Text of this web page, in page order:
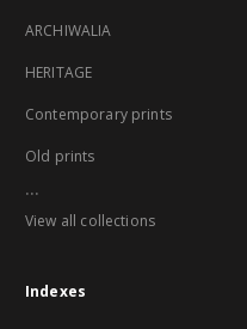
ARCHIWALIA
HERITAGE
Contemporary prints
Old prints
...
View all collections
Indexes